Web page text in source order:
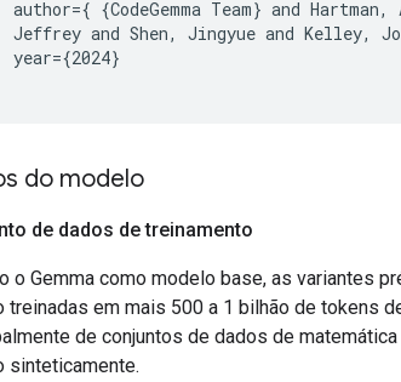
author={ {CodeGemma Team} and Hartman,
Jeffrey and Shen, Jingyue and Kelley,
year={2024}
do modelo
de dados de treinamento
o Gemma como modelo base, as variantes
treinadas em mais 500 a 1 bilhão de tokens
de conjuntos de dados de
sinteticamente.